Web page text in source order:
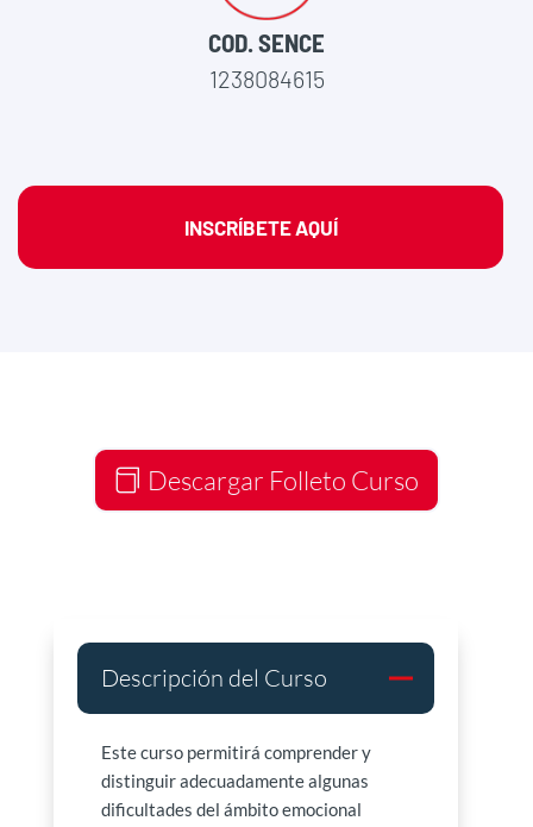
COD. SENCE
1238084615
INSCRÍBETE AQUÍ
Descargar Folleto Curso
Descripción del Curso
Este curso permitirá comprender y
distinguir adecuadamente algunas
dificultades del ámbito emocional